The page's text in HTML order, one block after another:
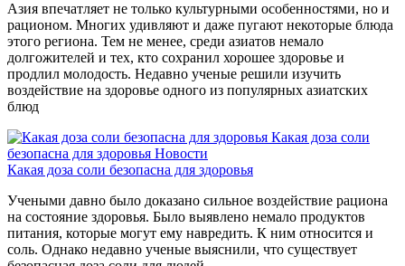
Азия впечатляет не только культурными особенностями, но и
рационом. Многих удивляют и даже пугают некоторые блюда
этого региона. Тем не менее, среди азиатов немало
долгожителей и тех, кто сохранил хорошее здоровье и
продлил молодость. Недавно ученые решили изучить
воздействие на здоровье одного из популярных азиатских
блюд
Какая доза соли
безопасна для здоровья Новости
Какая доза соли безопасна для здоровья
Учеными давно было доказано сильное воздействие рациона
на состояние здоровья. Было выявлено немало продуктов
питания, которые могут ему навредить. К ним относится и
соль. Однако недавно ученые выяснили, что существует